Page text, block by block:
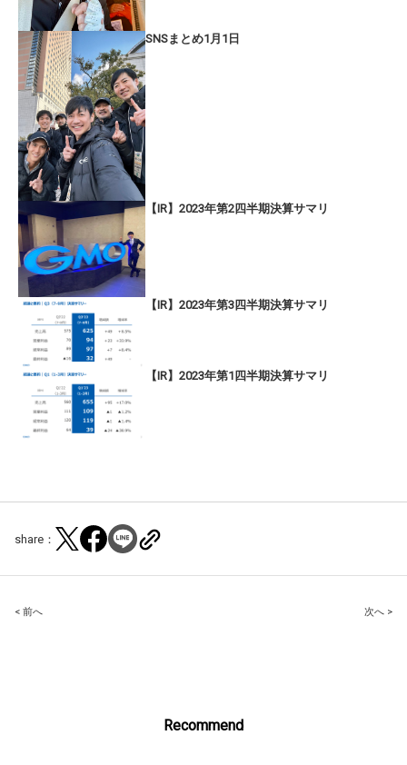
SNSまとめ1月1日
【IR】2023年第2四半期決算サマリ
【IR】2023年第3四半期決算サマリ
【IR】2023年第1四半期決算サマリ
share：
Post
< 前へ 次へ >
Recommend